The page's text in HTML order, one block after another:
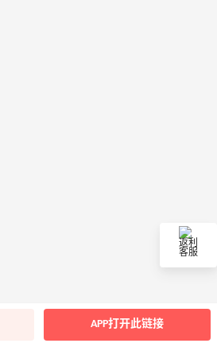
返利
客服
APP打开此链接